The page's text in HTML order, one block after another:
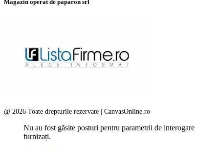
Magazin operat de paparon srl
@ 2026 Toate drepturile rezervate | CanvasOnline.ro
Nu au fost găsite posturi pentru parametrii de interogare
furnizați.